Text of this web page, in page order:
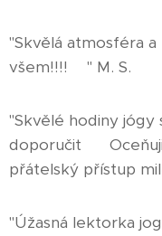
"Skvělá atmosféra
všem!!!!😍" M. S.
"Skvělé hodiny jógy
doporučit 🙏
přátelský přístup
"Úžasná lektorka